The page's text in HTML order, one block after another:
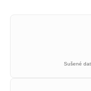
Sušené